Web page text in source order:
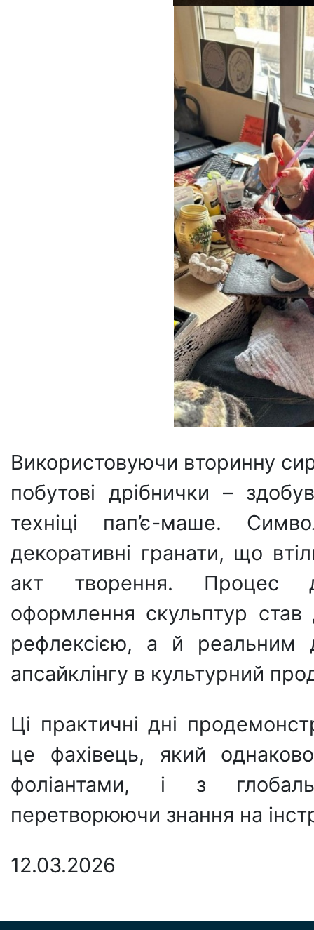
Використовуючи вторинну
побутові дрібнички –
техніці пап’є-маше.
декоративні гранати, що
акт творення. Процес
оформлення скульптур
рефлексією, а й реальним
апсайклінгу в культурний
Ці практичні дні
це фахівець, який
фоліантами, і з
перетворюючи знання на
12.03.2026